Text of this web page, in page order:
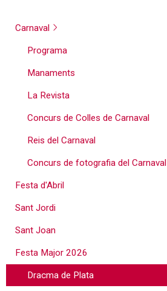
Carnaval
Programa
Manaments
La Revista
Concurs de Colles de Carnaval
Reis del Carnaval
Concurs de fotografia del Carnaval
Festa d'Abril
Sant Jordi
Sant Joan
Festa Major 2026
Dracma de Plata